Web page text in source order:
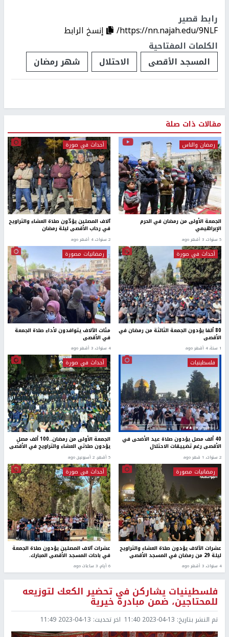
رابط قصير
https://nn.najah.edu/9NLF/
إنسخ الرابط
الكلمات المفتاحية
المسجد الأقصى
الاحتلال شهر رمضان
مقالات ذات صلة
رمضان والناس
الجمعة الأولى من رمضان في الحرم
الإبراهيمي
5 سنوات، 3 أشهر ago
أحداث في صورة
آلاف المصلين يؤدّون صلاة العشاء والتراويح
في رحاب الأقصى ليلة رمضان
2 سنوات، 4 أشهر ago
أحداث في صورة
80 ألفا يؤدون الجمعة الثالثة من رمضان في
الأقصى
1 سنة، 4 أشهر ago
رمضانيات مصورة
مئات الآلاف يتوافدون لأداء صلاة الجمعة
في الأقصى
4 سنوات، 3 أشهر ago
فلسطينيات
40 ألف مصل يؤدون صلاة عيد الأضحى في
الأقصى رغم تضييقات الاحتلال
2 سنوات، 1 شهر ago
أحداث في صورة
الجمعة الأولى من رمضان..100 ألف مصلٍ
يؤدون صلاتي العشاء والتراويح في الأقصى
5 أشهر، 2 أسبوعين ago
رمضانيات مصورة
عشرات الآلاف يؤدون صلاة العشاء والتراويح
ليلة 29 من رمضان في المسجد الأقصى
4 سنوات، 3 أشهر ago
أحداث في صورة
عشرات آلاف المصلين يؤدون صلاة الجمعة
في باحات المسجد الأقصى المبارك.
6 أيام، 3 ساعات ago
فلسطينيات يشاركن في تحضير الكعك لتوزيعه
للمحتاجين، ضمن مبادرة خيرية
تم النشر بتاريخ: 2023-04-13 11:40 اخر تحديث: 2023-04-13 11:49